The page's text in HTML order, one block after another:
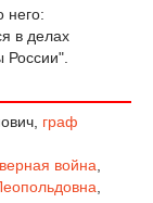
него:
в делах
России".
граф
война